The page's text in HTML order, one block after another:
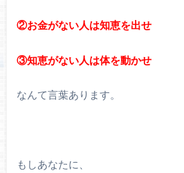
②お金がない人は知恵を出せ
③知恵がない人は体を動かせ
なんて言葉あります。
もしあなたに、